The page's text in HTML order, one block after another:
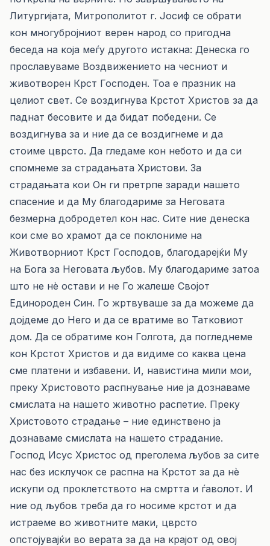
Литургијата, Митрополитот г. Јосиф се обрати
кон многубројниот верен народ со пригодна
беседа на која меѓу другото истакна: Денеска го
прославуваме Воздвижението на чесниот и
животворен Крст Господен. Тоа е празник на
целиот свет. Се воздигнува Крстот Христов за да
паднат бесовите и да бидат победени. Се
воздигнува за и ние да се воздигнеме и да
стоиме цврсто. Да гледаме кон небото и да си
спомнеме за страдањата Христови. За
страдањата кои Он ги претрпе заради нашето
спасение и да Му благодариме за Неговата
безмерна добродетел кон нас. Сите ние денеска
кои сме во храмот да се поклониме на
Животворниот Крст Господов, благодарејќи Му
на Бога за Неговата љубов. Му благодариме затоа
што не нè остави и не Го жалеше Својот
Единороден Син. Го жртвуваше за да можеме да
дојдеме до Него и да се вратиме во Татковиот
дом. Да се обратиме кон Голгота, да погледнеме
кон Крстот Христов и да видиме со каква цена
сме платени и избавени. И, навистина мили мои,
преку Христовото распнување ние ја дознаваме
смислата на нашето животно распетие. Преку
Христовото страдање – ние единствено ја
дознаваме смислата на нашето страдание.
Господ Исус Христос од преголема љубов за сите
нас без исклучок се распна на Крстот за да нè
искупи од проклетството на смртта и ѓаволот. И
ние од љубов треба да го носиме крстот и да
истраеме во животните маки, цврсто
опстојувајќи во верата за да на крајот од овој